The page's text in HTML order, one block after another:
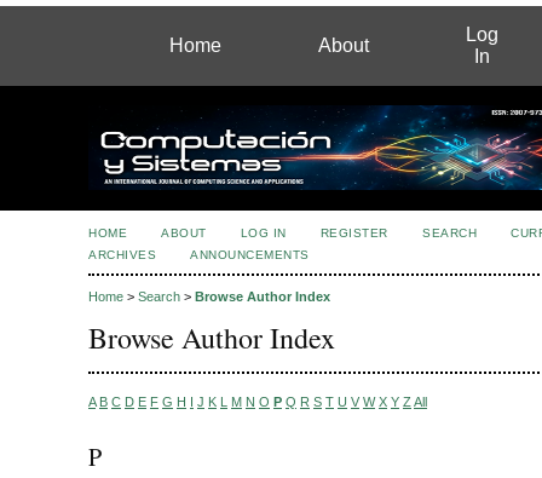
Home About
Log
In
HOME ABOUT LOG IN REGISTER SEARCH
ARCHIVES
ANNOUNCEMENTS
Home > Search > Browse Author Index
Browse Author Index
A B C D E F G H I J K L M N O P Q R S T U V W X Y Z All
P